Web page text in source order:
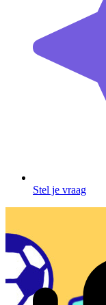
Stel je vraag